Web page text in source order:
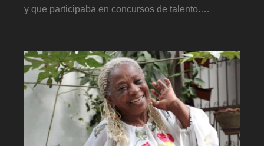
y que participaba en concursos de talento.…